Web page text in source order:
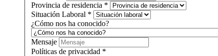
Provincia de residencia *
Situación Laboral *
¿Cómo nos ha conocido?
Mensaje
Políticas de privacidad *